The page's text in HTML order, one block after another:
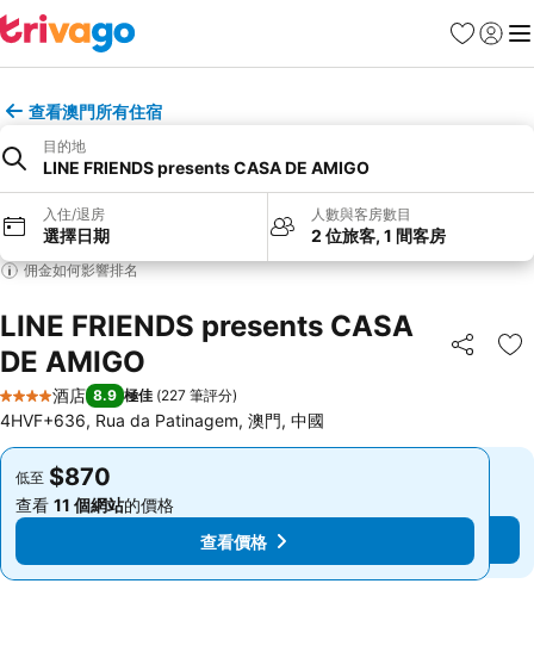
收藏夾
登入 選
查看澳門所有住宿
目的地
LINE FRIENDS presents CASA DE AMIGO
入住/退房
選擇日期
人數與客房數目
2 位旅客, 1 間客房
佣金如何影響排名
LINE FRIENDS presents CASA
DE AMIGO
分享 放
4 星級
酒店 8.9 極佳 (227 筆評分)
4HVF+636, Rua da Patinagem, 澳門, 中國
低至 $870
查看 11 個網站的價格
查看價格
低至 $870
查看 11 個網站的價格
查看價格